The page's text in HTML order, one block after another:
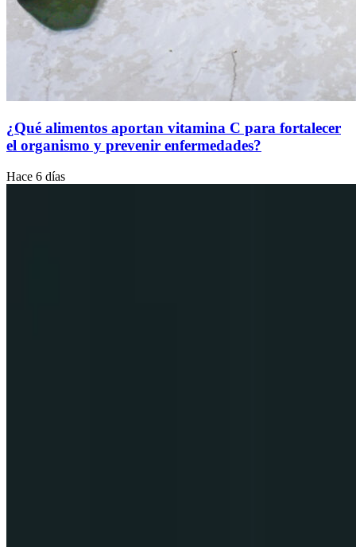
¿Qué alimentos aportan vitamina C para fortalecer
el organismo y prevenir enfermedades?
Hace 6 días